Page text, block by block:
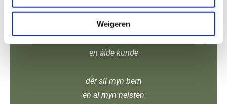
Weigeren
dêr sil ik rêste mei
myn foarfaars en
by mannich freon
en âlde kunde
dêr sil myn bern
en al myn neisten